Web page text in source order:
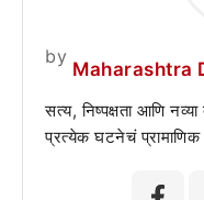
by
Maharashtra
सत्य, निष्पक्षता आणि
प्रत्येक घटनेचं